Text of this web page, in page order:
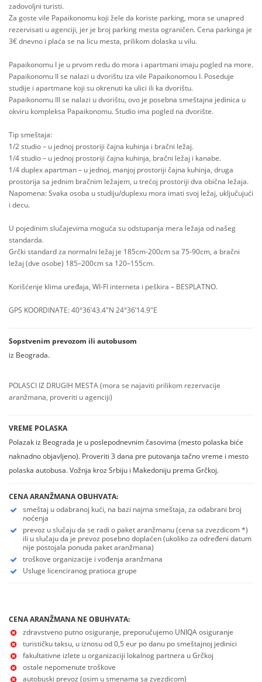
zadovoljni turisti.
Za goste vile Papaikonomu koji žele da koriste parking, mora se unapred
rezervisati u agenciji, jer je broj parking mesta ograničen. Cena parkinga je
3€ dnevno i plaća se na licu mesta, prilikom dolaska u vilu.
Papaikonomu I je u prvom redu do mora i apartmani imaju pogled na more.
Papaikonomu II se nalazi u dvorištu iza vile Papaikonomou I. Poseduje
studije i apartmane koji su okrenuti ka ulici ili ka dvorištu.
Papaikonomu III se nalazi u dvorištu, ovo je posebna smeštajna jedinica u
okviru kompleksa Papaikonomu. Studio ima pogled na dvorište.
Tip smeštaja:
1/2 studio – u jednoj prostoriji čajna kuhinja i bračni ležaj.
1/4 studio – u jednoj prostoriji čajna kuhinja, bračni ležaj i kanabe.
1/4 duplex apartman – u jednoj, manjoj prostoriji čajna kuhinja, druga
prostorija sa jednim bračnim ležajem, u trećoj prostoriji dva obična ležaja.
Napomena: Svaka osoba u studiju/duplexu mora imati svoj ležaj, uključujući
i decu.
U pojedinim slučajevima moguća su odstupanja mera ležaja od našeg
standarda.
Grčki standard za normalni ležaj je 185cm-200cm sa 75-90cm, a bračni
ležaj (dve osobe) 185–200cm sa 120–155cm.
Korišćenje klima uređaja, WI-FI interneta i peškira – BESPLATNO.
GPS KOORDINATE: 40°36’43.4″N 24°36’14.9″E
Sopstvenim prevozom ili autobusom
iz Beograda.
POLASCI IZ DRUGIH MESTA (mora se najaviti prilikom rezervacije
aranžmana, proveriti u agenciji)
VREME POLASKA
Polazak iz Beograda je u poslepodnevnim časovima (mesto polaska biće
naknadno objavljeno). Proveriti 3 dana pre putovanja tačno vreme i mesto
polaska autobusa. Vožnja kroz Srbiju i Makedoniju prema Grčkoj.
CENA ARANŽMANA OBUHVATA:
smeštaj u odabranoj kući, na bazi najma smeštaja, za odabrani broj
noćenja
prevoz u slučaju da se radi o paket aranžmanu (cena sa zvezdicom *)
ili u slučaju da je prevoz posebno doplaćen (ukoliko za određeni datum
nije postojala ponuda paket aranžmana)
troškove organizacije i vođenja aranžmana
Usluge licenciranog pratioca grupe
CENA ARANŽMANA NE OBUHVATA:
zdravstveno putno osiguranje, preporučujemo UNIQA osiguranje
turističku taksu, u iznosu od 0,5 eur po danu po smeštajnoj jedinici
fakultativne izlete u organizaciji lokalnog partnera u Grčkoj
ostale nepomenute troškove
autobuski prevoz (osim u smenama sa zvezdicom)